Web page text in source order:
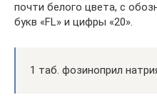
почти белого цвета, с
букв «FL» и цифры «20».
1 таб. фозиноприл